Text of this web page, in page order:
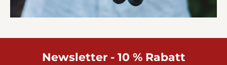
Newsletter - 10 % Rabatt